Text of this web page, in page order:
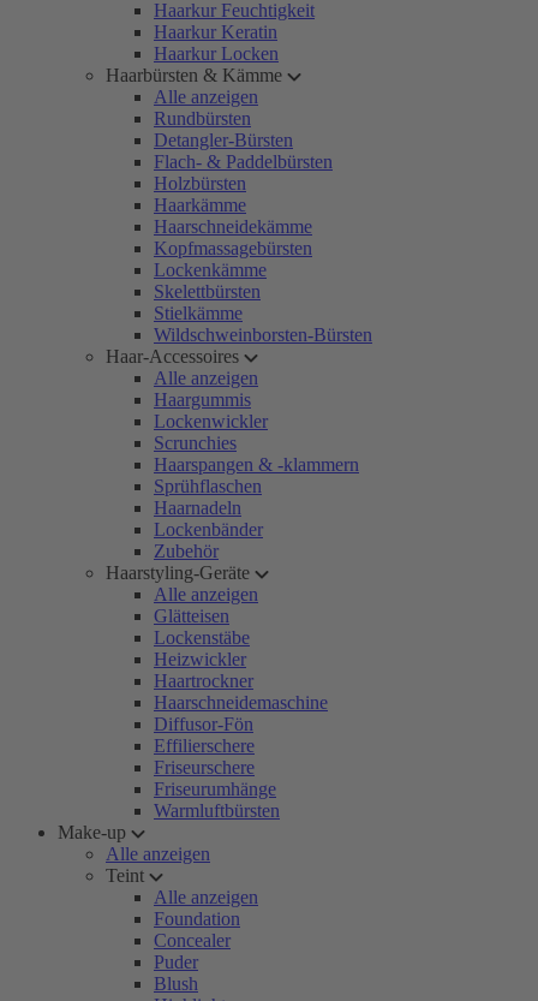
Haarkur Feuchtigkeit
Haarkur Keratin
Haarkur Locken
Haarbürsten & Kämme
Alle anzeigen
Rundbürsten
Detangler-Bürsten
Flach- & Paddelbürsten
Holzbürsten
Haarkämme
Haarschneidekämme
Kopfmassagebürsten
Lockenkämme
Skelettbürsten
Stielkämme
Wildschweinborsten-Bürsten
Haar-Accessoires
Alle anzeigen
Haargummis
Lockenwickler
Scrunchies
Haarspangen & -klammern
Sprühflaschen
Haarnadeln
Lockenbänder
Zubehör
Haarstyling-Geräte
Alle anzeigen
Glätteisen
Lockenstäbe
Heizwickler
Haartrockner
Haarschneidemaschine
Diffusor-Fön
Effilierschere
Friseurschere
Friseurumhänge
Warmluftbürsten
Make-up
Alle anzeigen
Teint
Alle anzeigen
Foundation
Concealer
Puder
Blush